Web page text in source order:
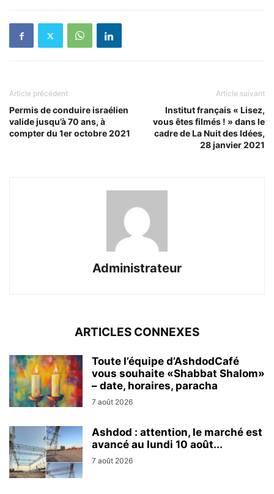
Article précédent
Permis de conduire israélien
valide jusqu’à 70 ans, à
compter du 1er octobre 2021
Article suivant
Institut français « Lisez,
vous êtes filmés ! » dans le
cadre de La Nuit des Idées,
28 janvier 2021
Administrateur
ARTICLES CONNEXES
Toute l’équipe d’AshdodCafé
vous souhaite «Shabbat Shalom»
– date, horaires, paracha
7 août 2026
Ashdod : attention, le marché est
avancé au lundi 10 août...
7 août 2026